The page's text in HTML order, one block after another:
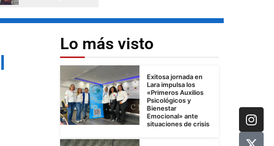
Lo más visto
Exitosa jornada en
Lara impulsa los
«Primeros Auxilios
Psicológicos y
Bienestar
Emocional» ante
situaciones de crisis